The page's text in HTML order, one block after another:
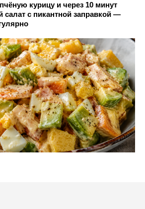
курицу и через 10 минут
с пикантной заправкой —